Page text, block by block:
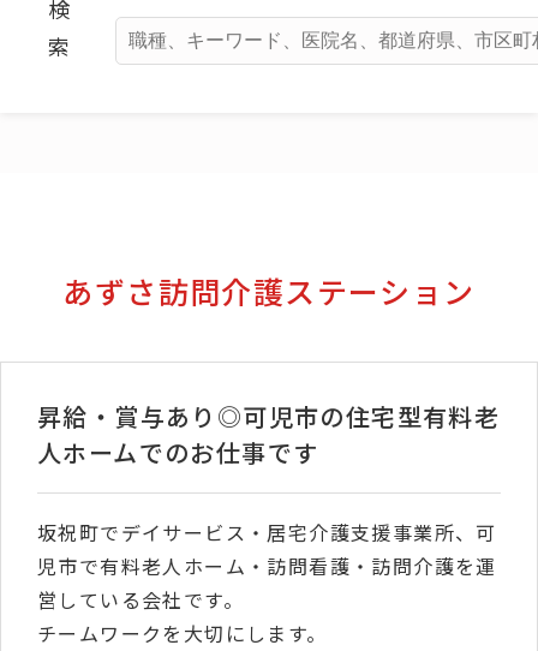
検
索
あずさ訪問介護ステーション
昇給・賞与あり◎可児市の住宅型有料老
人ホームでのお仕事です
坂祝町でデイサービス・居宅介護支援事業所、可
児市で有料老人ホーム・訪問看護・訪問介護を運
営している会社です。
チームワークを大切にします。